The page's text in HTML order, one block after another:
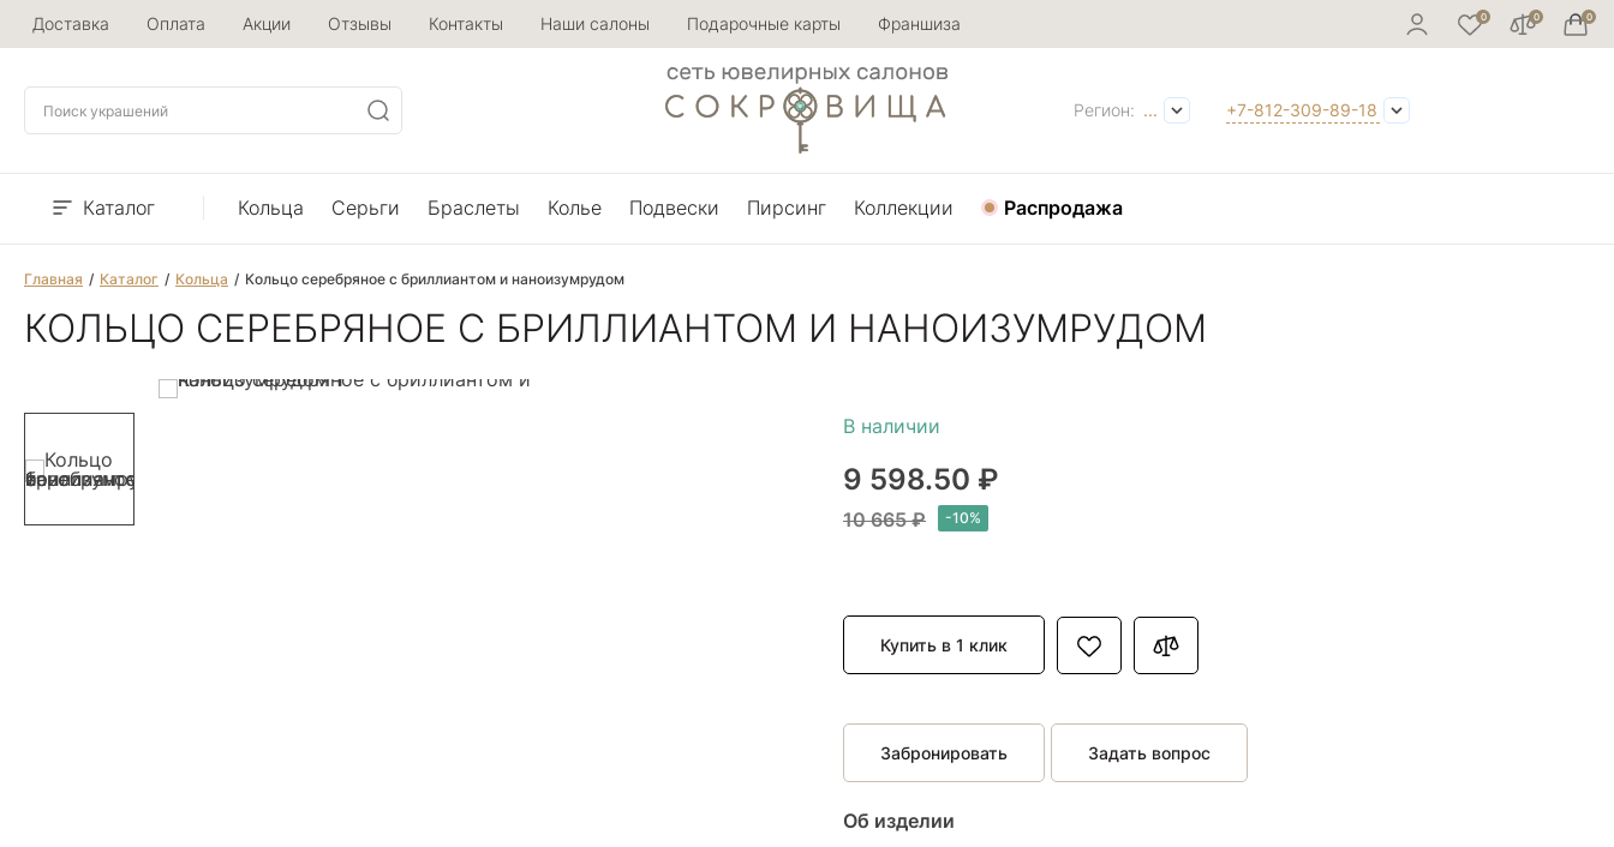
Доставка Оплата Акции Отзывы Контакты Наши салоны Подарочные карты Франшиза
Регион: ... +7-812-309-89-18
Каталог Кольца Серьги Браслеты Колье Подвески Пирсинг Коллекции Распродажа
Главная Каталог Кольца Кольцо серебряное с бриллиантом и наноизумрудом
КОЛЬЦО СЕРЕБРЯНОЕ С БРИЛЛИАНТОМ И НАНОИЗУМРУДОМ
9 598.50 ₽
10 665 ₽
Купить в 1 клик
Забронировать Задать вопрос
Об изделии